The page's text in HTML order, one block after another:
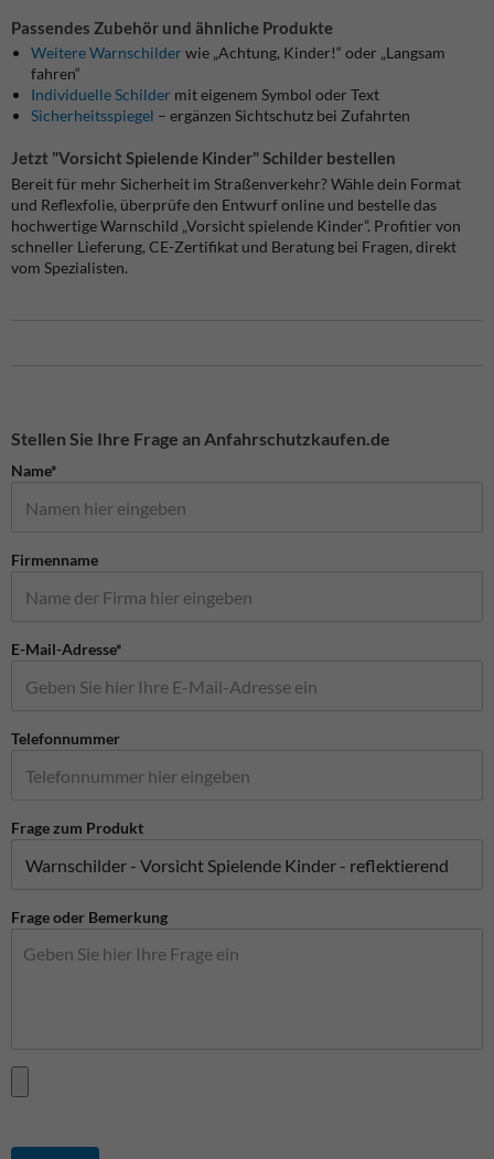
Passendes Zubehör und ähnliche Produkte
Weitere Warnschilder wie „Achtung, Kinder!“ oder „Langsam
fahren“
Individuelle Schilder mit eigenem Symbol oder Text
Sicherheitsspiegel – ergänzen Sichtschutz bei Zufahrten
Jetzt "Vorsicht Spielende Kinder" Schilder bestellen
Bereit für mehr Sicherheit im Straßenverkehr? Wähle dein Format
und Reflexfolie, überprüfe den Entwurf online und bestelle das
hochwertige Warnschild „Vorsicht spielende Kinder”. Profitier von
schneller Lieferung, CE-Zertifikat und Beratung bei Fragen, direkt
vom Spezialisten.
Stellen Sie Ihre Frage an Anfahrschutzkaufen.de
Name*
Firmenname
E-Mail-Adresse*
Telefonnummer
Frage zum Produkt
Frage oder Bemerkung